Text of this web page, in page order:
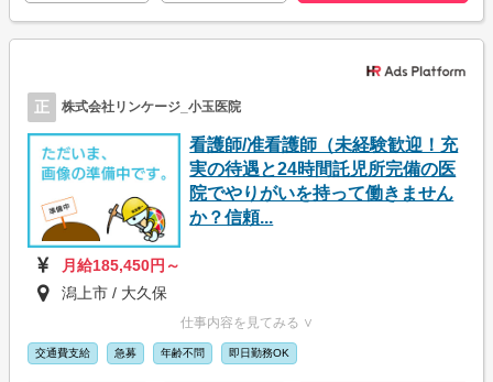
正 株式会社リンケージ_小玉医院
看護師/准看護師（未経験歓迎！充
実の待遇と24時間託児所完備の医
院でやりがいを持って働きません
か？信頼...
月給185,450円～
潟上市 / 大久保
仕事内容を見てみる ∨
交通費支給 急募 年齢不問 即日勤務OK